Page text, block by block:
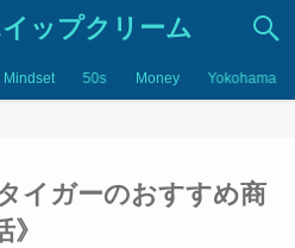
ップクリーム
Mindset 50s Money Yokohama
イガーのおすすめ商